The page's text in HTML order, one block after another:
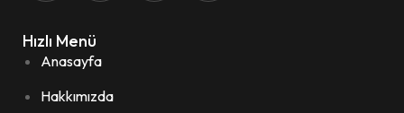
Hızlı Menü
Anasayfa
Hakkımızda